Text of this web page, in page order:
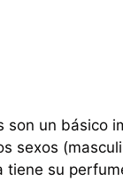
son un básico
sexos
tiene su